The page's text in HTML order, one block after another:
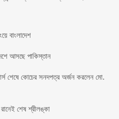
বাংলাদেশ
আসছে পাকিস্তান
শেষে কোচের সনদপত্র অর্জন করলেন মো.
শেষ শ্রীলঙ্কা